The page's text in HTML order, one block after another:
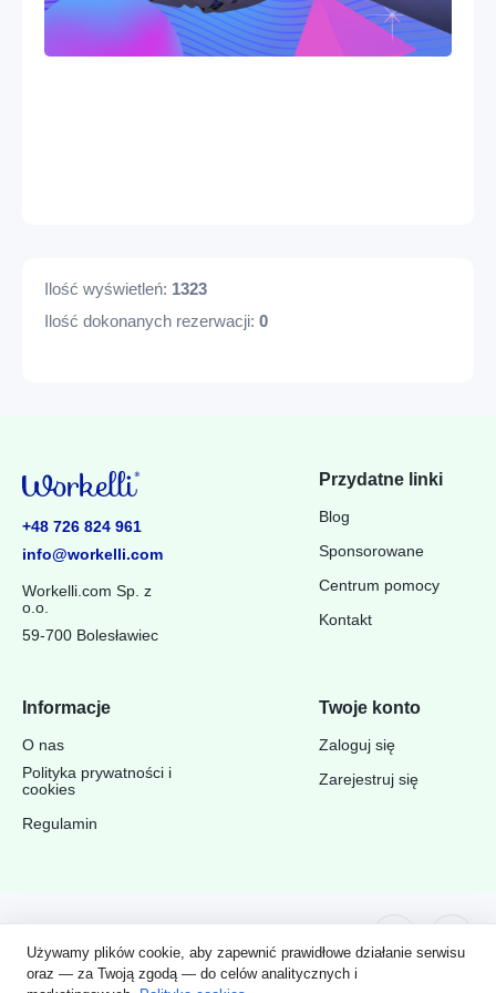
Ilość wyświetleń: 1323
Ilość dokonanych rezerwacji: 0
+48 726 824 961
info@workelli.com
Workelli.com Sp. z
o.o.
59-700 Bolesławiec
Przydatne linki
Blog
Sponsorowane
Centrum pomocy
Kontakt
Informacje
O nas
Polityka prywatności i
cookies
Regulamin
Twoje konto
Zaloguj się
Zarejestruj się
Copyright © 2023 Workelli.pl. Wszelkie
Prawa Zastrzeżone.
Używamy plików cookie, aby zapewnić prawidłowe działanie serwisu
oraz — za Twoją zgodą — do celów analitycznych i